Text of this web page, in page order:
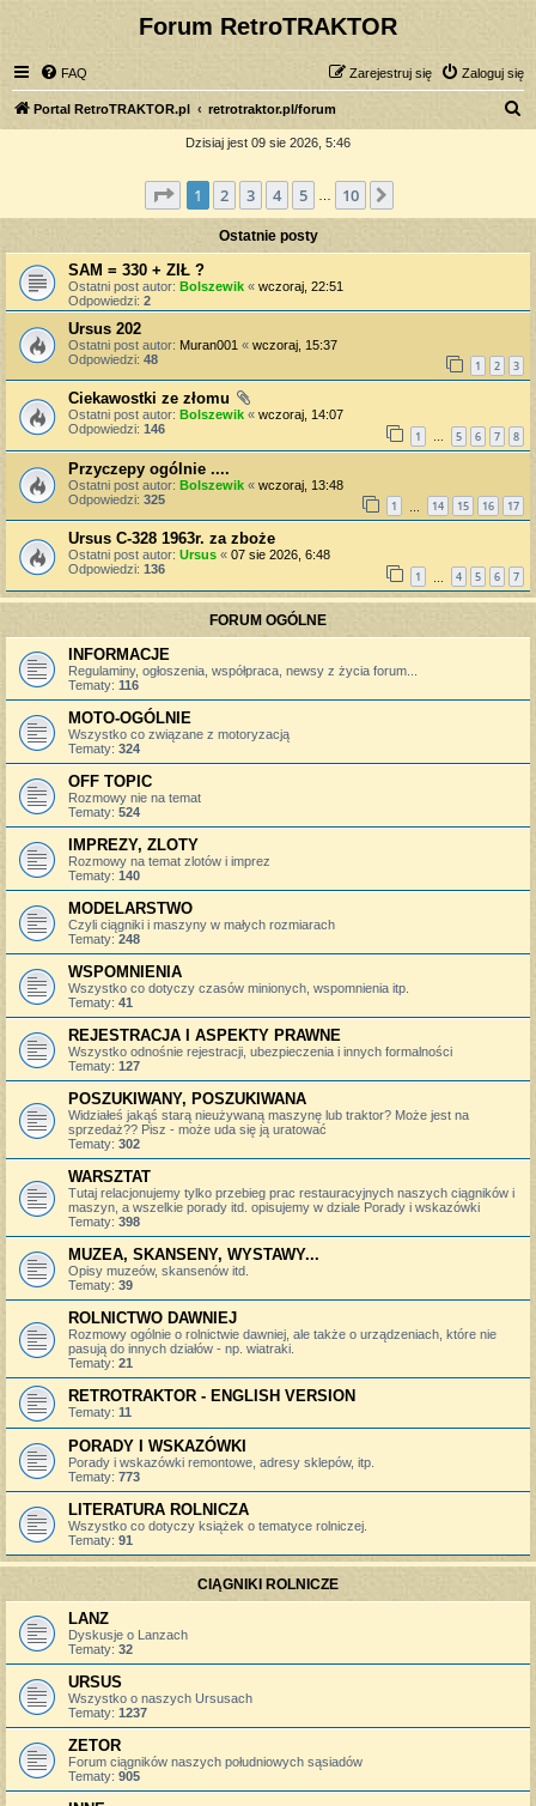
Forum RetroTRAKTOR
FAQ Zaloguj się
Zarejestruj się
Portal RetroTRAKTOR.pl retrotraktor.pl/forum
a
j
Dzisiaj jest 09 sie 2026, 5:46
Strona z10
1 2 3 4 5 10
Ostatnie posty
SAM = 330 + ZIŁ ?
Ostatni post autor: Bolszewik « wczoraj, 22:51
Odpowiedzi: 2
Ursus 202
Ostatni post autor: Muran001 « wczoraj, 15:37
Odpowiedzi: 48 1 2 3
Ciekawostki ze złomu
Ostatni post autor: Bolszewik « wczoraj, 14:07
Odpowiedzi: 146 1 … 5 6 7 8
Przyczepy ogólnie ....
Ostatni post autor: Bolszewik « wczoraj, 13:48
Odpowiedzi: 325 1 14 15 16 17
Ursus C-328 1963r. za zboże
Ostatni post autor: Ursus « 07 sie 2026, 6:48
Odpowiedzi: 136 1 4 5 6 7
FORUM OGÓLNE
INFORMACJE
Regulaminy, ogłoszenia, współpraca, newsy z życia forum...
Tematy: 116
MOTO-OGÓLNIE
Wszystko co związane z motoryzacją
Tematy: 324
OFF TOPIC
Rozmowy nie na temat
Tematy: 524
IMPREZY, ZLOTY
Rozmowy na temat zlotów i imprez
Tematy: 140
MODELARSTWO
Czyli ciągniki i maszyny w małych rozmiarach
Tematy: 248
WSPOMNIENIA
Wszystko co dotyczy czasów minionych, wspomnienia itp.
Tematy: 41
REJESTRACJA I ASPEKTY PRAWNE
Wszystko odnośnie rejestracji, ubezpieczenia i innych formalności
Tematy: 127
POSZUKIWANY, POSZUKIWANA
Widziałeś jakąś starą nieużywaną maszynę lub traktor? Może jest na
sprzedaż?? Pisz - może uda się ją uratować
Tematy: 302
WARSZTAT
Tutaj relacjonujemy tylko przebieg prac restauracyjnych naszych ciągników i
maszyn, a wszelkie porady itd. opisujemy w dziale Porady i wskazówki
Tematy: 398
MUZEA, SKANSENY, WYSTAWY...
Opisy muzeów, skansenów itd.
Tematy: 39
ROLNICTWO DAWNIEJ
Rozmowy ogólnie o rolnictwie dawniej, ale także o urządzeniach, które nie
pasują do innych działów - np. wiatraki.
Tematy: 21
RETROTRAKTOR - ENGLISH VERSION
Tematy: 11
PORADY I WSKAZÓWKI
Porady i wskazówki remontowe, adresy sklepów, itp.
Tematy: 773
LITERATURA ROLNICZA
Wszystko co dotyczy książek o tematyce rolniczej.
Tematy: 91
CIĄGNIKI ROLNICZE
LANZ
Dyskusje o Lanzach
Tematy: 32
URSUS
Wszystko o naszych Ursusach
Tematy: 1237
ZETOR
Forum ciągników naszych południowych sąsiadów
Tematy: 905